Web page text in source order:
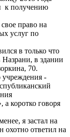
к получению
право на
услуг по
в только что
в здании
70.
учреждения -
коротко говоря
я застал на
охотно ответил на